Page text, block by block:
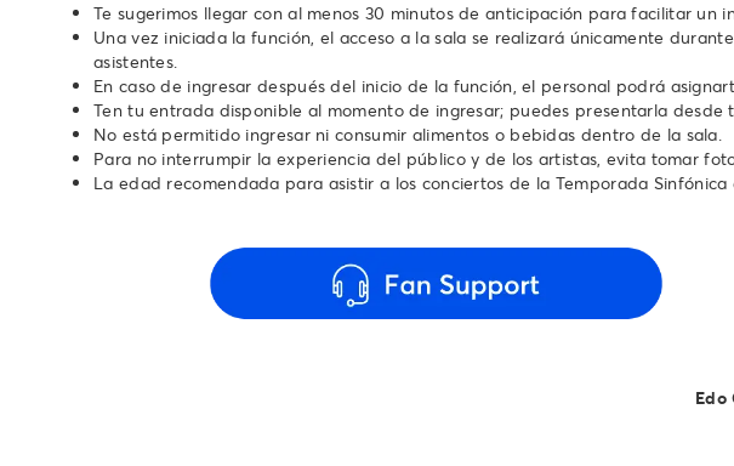
Te sugerimos llegar con al menos 30 minutos de anticipación para facilitar
Una vez iniciada la función, el acceso a la sala se realizará únicamente
asistentes.
En caso de ingresar después del inicio de la función, el personal podrá
Ten tu entrada disponible al momento de ingresar; puedes presentarla desde
No está permitido ingresar ni consumir alimentos o bebidas dentro de la sala.
Para no interrumpir la experiencia del público y de los artistas, evita tomar
La edad recomendada para asistir a los conciertos de la Temporada
Edo